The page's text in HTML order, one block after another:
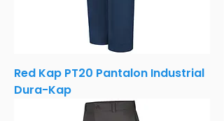
Red Kap PT20 Pantalon Industrial
Dura-Kap